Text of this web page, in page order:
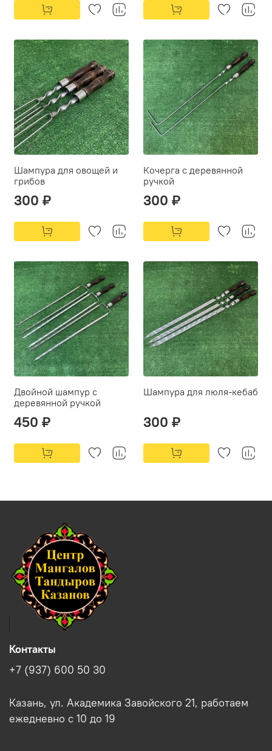
Шампура для овощей и
грибов
300 ₽
Кочерга с деревянной
ручкой
300 ₽
Двойной шампур с
деревянной ручкой
450 ₽
Шампура для люля-кебаб
300 ₽
Контакты
+7 (937) 600 50 30
Казань, ул. Академика Завойского 21, работаем
ежедневно с 10 до 19